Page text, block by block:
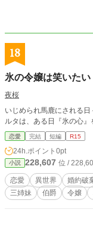
18
氷の令嬢は笑いたい
夜桜
いじめられ馬鹿にされる
ルタは、ある日『氷の心
恋愛 完結 短編 R15
24h.ポイント 0pt
小説 228,607 位 /
恋愛 異世界 婚約破
三姉妹
伯爵 令嬢